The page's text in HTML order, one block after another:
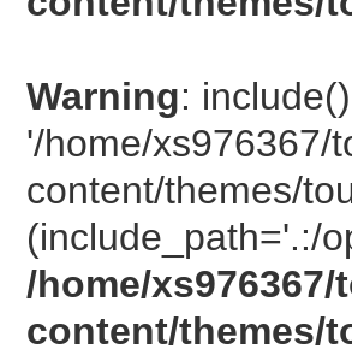
Warning:
'/home/xs976367/
content/themes/
(include_path='.:/
/home/
content/themes/